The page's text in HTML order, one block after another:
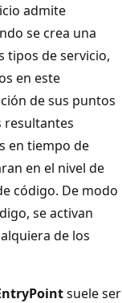
admite
se crea una
tipos de servicio,
en este
de sus puntos
resultantes
en tiempo de
en el nivel de
código. De modo
se activan
de los
suele ser